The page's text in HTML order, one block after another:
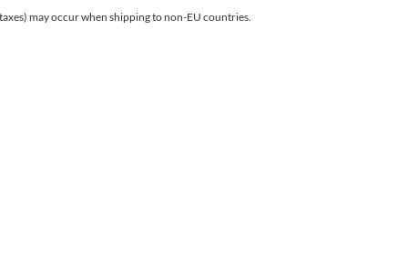
may occur when shipping to non-EU countries.